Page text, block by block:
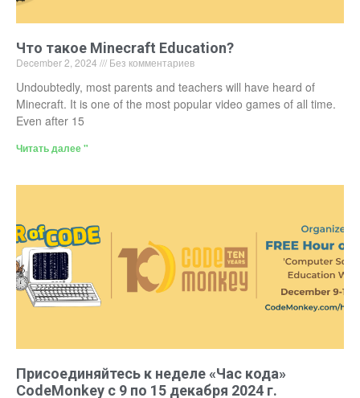
Что такое Minecraft Education?
December 2, 2024 Без комментариев
Undoubtedly, most parents and teachers will have heard of
Minecraft. It is one of the most popular video games of all time.
Even after 15
Читать далее "
Присоединяйтесь к неделе «Час кода»
CodeMonkey с 9 по 15 декабря 2024 г.